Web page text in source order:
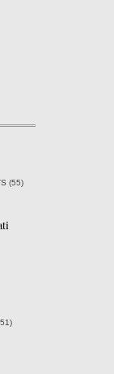
(55)